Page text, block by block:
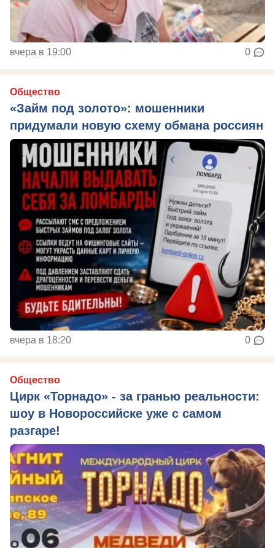
вчера в 19:00 0
Общество
«Займ под золото»: мошенники
придумали новую схему обмана россиян
вчера в 18:20 0
Общество
Цирк «Торнадо» - за гранью реальности:
шоу в Новороссийске уже с самом
разгаре!